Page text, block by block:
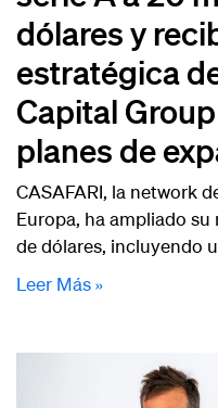
dólares y
estratégica
Capital
planes de
CASAFARI, la network
Europa, ha ampliado
de dólares, incluyendo
Leer Más »